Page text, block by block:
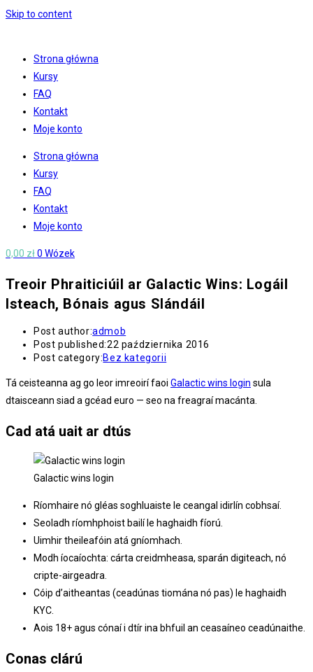
Skip to content
Strona główna
Kursy
FAQ
Kontakt
Moje konto
Strona główna
Kursy
FAQ
Kontakt
Moje konto
0,00 zł0 Wózek
Treoir Phraiticiúil ar Galactic Wins: Logáil
Isteach, Bónais agus Slándáil
Post author:admob
Post published:22 października 2016
Post category:Bez kategorii
Tá ceisteanna ag go leor imreoirí faoi Galactic wins login sula
dtaisceann siad a gcéad euro — seo na freagraí macánta.
Cad atá uait ar dtús
Galactic wins login
Ríomhaire nó gléas soghluaiste le ceangal idirlín cobhsaí.
Seoladh ríomhphoist bailí le haghaidh fíorú.
Uimhir theileafóin atá gníomhach.
Modh íocaíochta: cárta creidmheasa, sparán digiteach, nó
cripte-airgeadra.
Cóip d’aitheantas (ceadúnas tiomána nó pas) le haghaidh
KYC.
Aois 18+ agus cónaí i dtír ina bhfuil an ceasaíneo ceadúnaithe.
Conas clárú